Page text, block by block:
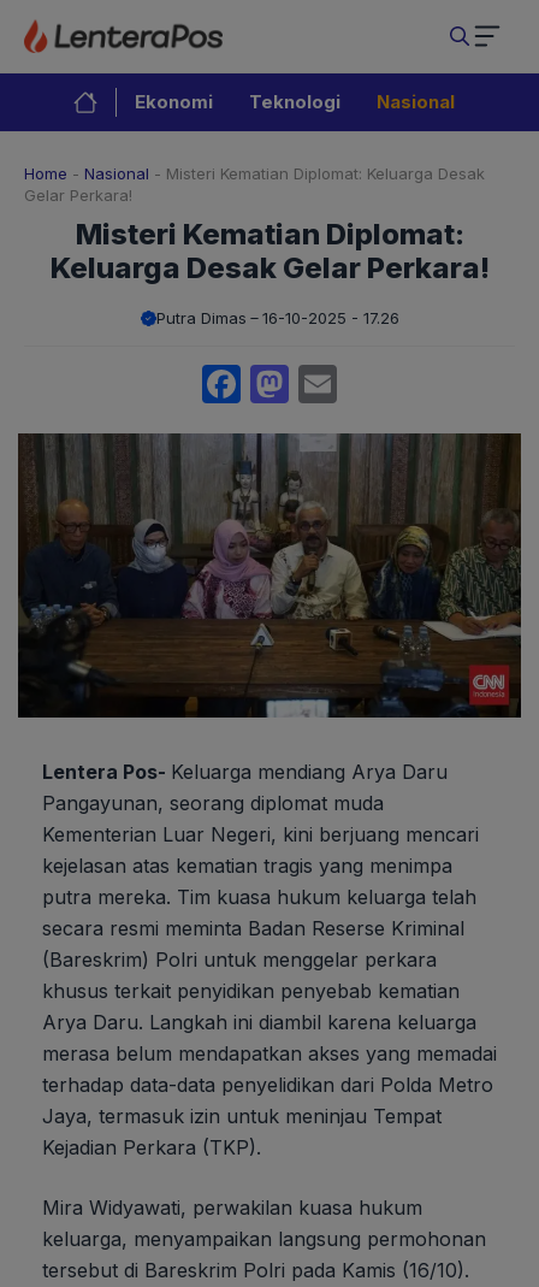
Langsung
isi
Ekonomi Teknologi Nasional
Home - Nasional - Misteri Kematian Diplomat: Keluarga Desak
Gelar Perkara!
Misteri Kematian Diplomat:
Keluarga Desak Gelar Perkara!
Putra Dimas 16-10-2025 - 17.26
Facebook
Mastodon
Lentera Pos- Keluarga mendiang Arya Daru
Pangayunan, seorang diplomat muda
Kementerian Luar Negeri, kini berjuang mencari
kejelasan atas kematian tragis yang menimpa
putra mereka. Tim kuasa hukum keluarga telah
secara resmi meminta Badan Reserse Kriminal
(Bareskrim) Polri untuk menggelar perkara
khusus terkait penyidikan penyebab kematian
Arya Daru. Langkah ini diambil karena keluarga
merasa belum mendapatkan akses yang memadai
terhadap data-data penyelidikan dari Polda Metro
Jaya, termasuk izin untuk meninjau Tempat
Kejadian Perkara (TKP).
Mira Widyawati, perwakilan kuasa hukum
keluarga, menyampaikan langsung permohonan
tersebut di Bareskrim Polri pada Kamis (16/10).